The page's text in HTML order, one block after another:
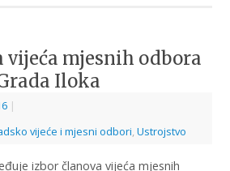
vijeća mjesnih odbora
Iloka
|
vijeće i mjesni odbori, Ustrojstvo
izbor članova vijeća mjesnih